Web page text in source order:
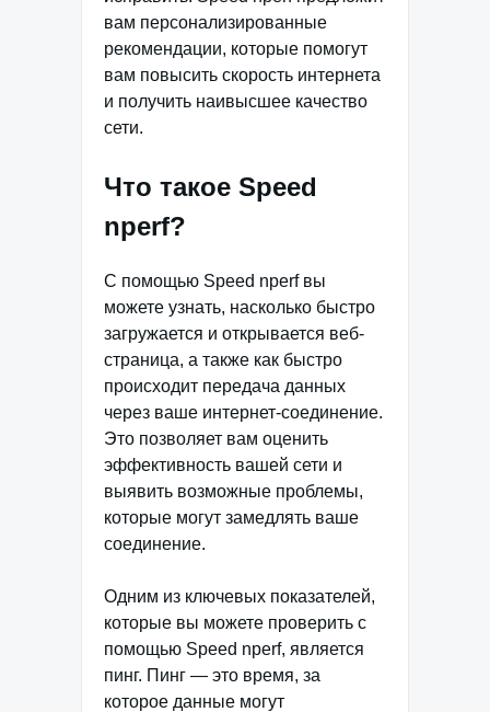
вам персонализированные
рекомендации, которые помогут
вам повысить скорость интернета
и получить наивысшее качество
сети.
Что такое Speed
nperf?
С помощью Speed nperf вы
можете узнать, насколько быстро
загружается и открывается веб-
страница, а также как быстро
происходит передача данных
через ваше интернет-соединение.
Это позволяет вам оценить
эффективность вашей сети и
выявить возможные проблемы,
которые могут замедлять ваше
соединение.
Одним из ключевых показателей,
которые вы можете проверить с
помощью Speed nperf, является
пинг. Пинг — это время, за
которое данные могут